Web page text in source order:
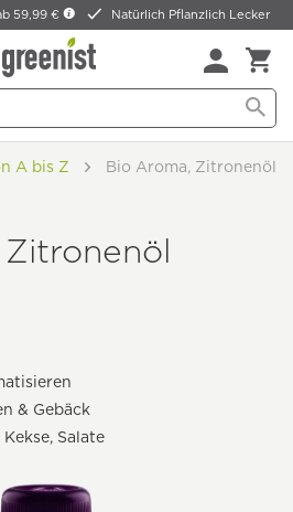
59,99 € Natürlich Pflanzlich Lecker
A bis Z Bio Aroma, Zitronenöl
& Gebäck
Salate